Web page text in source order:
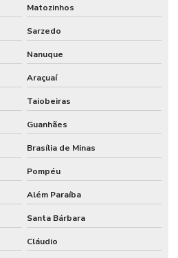
Matozinhos
Sarzedo
Nanuque
Araçuaí
Taiobeiras
Guanhães
Brasília de Minas
Pompéu
Além Paraíba
Santa Bárbara
Cláudio